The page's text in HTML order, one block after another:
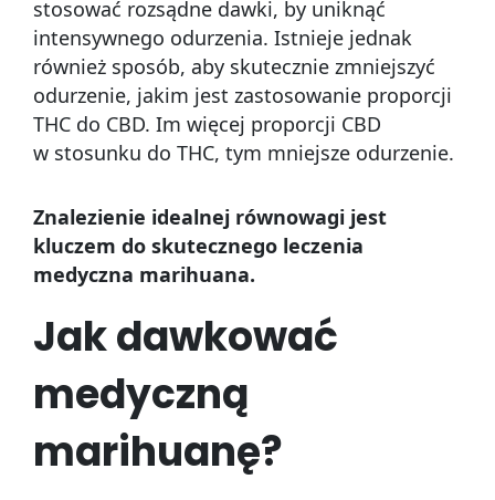
stosować rozsądne dawki, by uniknąć
intensywnego odurzenia. Istnieje jednak
również sposób, aby skutecznie zmniejszyć
odurzenie, jakim jest zastosowanie proporcji
THC do CBD. Im więcej proporcji CBD
w stosunku do THC, tym mniejsze odurzenie.
Znalezienie idealnej równowagi jest
kluczem do skutecznego leczenia
medyczna marihuana.
Jak dawkować
medyczną
marihuanę?